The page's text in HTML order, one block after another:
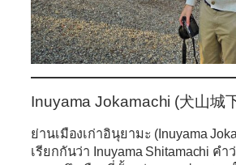
Inuyama Jokamachi (犬山城
ย่านเมืองเก่าอินุยามะ (Inuyama
เรียกกันว่า Inuyama Shitamachi คำ